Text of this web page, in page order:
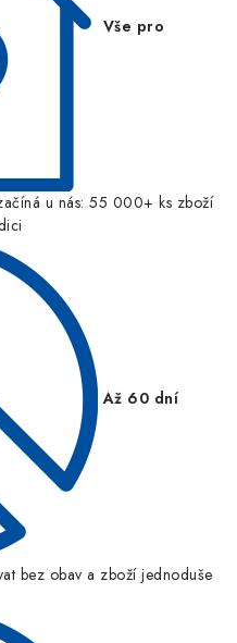
Vše pro
u nás: 55 000+ ks zboží
Až 60 dní
bez obav a zboží jednoduše